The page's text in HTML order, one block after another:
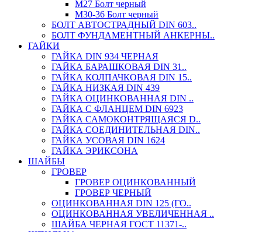
М27 Болт черный
М30-36 Болт черный
БОЛТ АВТОСТРАДНЫЙ DIN 603..
БОЛТ ФУНДАМЕНТНЫЙ АНКЕРНЫ..
ГАЙКИ
ГАЙКА DIN 934 ЧЕРНАЯ
ГАЙКА БАРАШКОВАЯ DIN 31..
ГАЙКА КОЛПАЧКОВАЯ DIN 15..
ГАЙКА НИЗКАЯ DIN 439
ГАЙКА ОЦИНКОВАННАЯ DIN ..
ГАЙКА С ФЛАНЦЕМ DIN 6923
ГАЙКА САМОКОНТРЯЩАЯСЯ D..
ГАЙКА СОЕДИНИТЕЛЬНАЯ DIN..
ГАЙКА УСОВАЯ DIN 1624
ГАЙКА ЭРИКСОНА
ШАЙБЫ
ГРОВЕР
ГРОВЕР ОЦИНКОВАННЫЙ
ГРОВЕР ЧЕРНЫЙ
ОЦИНКОВАННАЯ DIN 125 (ГО..
ОЦИНКОВАННАЯ УВЕЛИЧЕННАЯ ..
ШАЙБА ЧЕРНАЯ ГОСТ 11371-..